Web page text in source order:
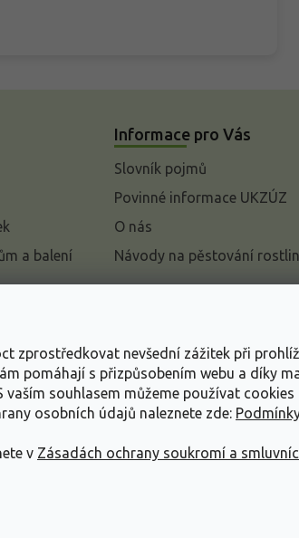
zprostředkovat nevšední zážitek při
pomáhají s přizpůsobením webu a díky
vaším souhlasem můžeme používat
osobních údajů naleznete zde:
v Zásadách ochrany soukromí a
a balení
Informace pro Vás
Slovník pojmů
Povinné informace UKZÚZ
O nás
Návody na pěstování rostlin